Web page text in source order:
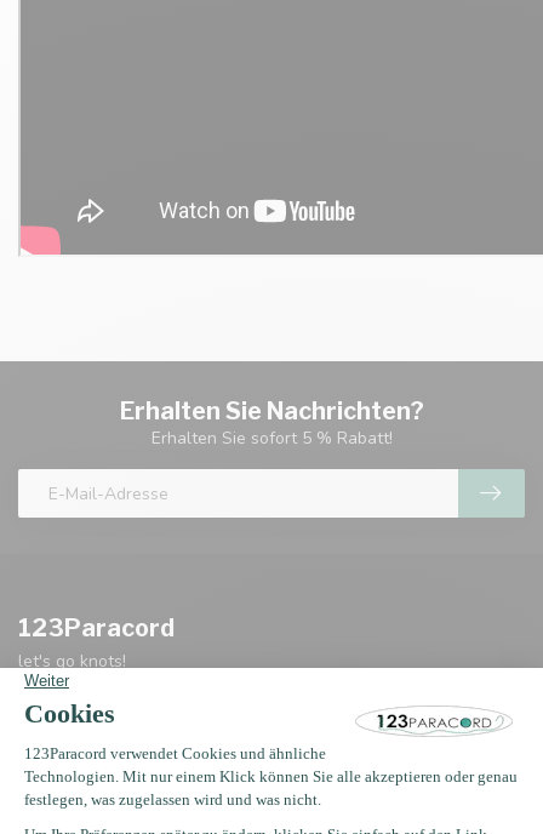
Erhalten Sie Nachrichten?
Erhalten Sie sofort 5 % Rabatt!
123Paracord
let's go knots!
Oosterwerf 4
1911 JB Uitgeest
+31 (0)75 2040 399